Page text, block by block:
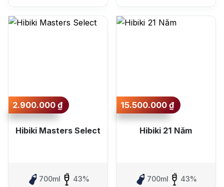
+ Nhà cung cấp uy tín
2.900.000₫
Hibiki Masters Select
700ml 43%
15.500.000₫
Hibiki 21 Năm
700ml 43%